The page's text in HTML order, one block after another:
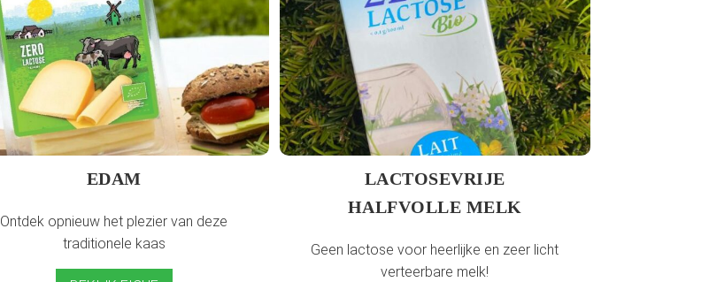
EDAM
Ontdek opnieuw het plezier van deze
traditionele kaas
LACTOSEVRIJE
HALFVOLLE MELK
Geen lactose voor heerlijke en zeer licht
verteerbare melk!